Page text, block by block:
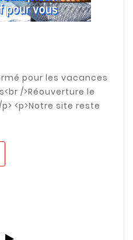
pour les vacances
/>Réouverture le
<p>Notre site reste